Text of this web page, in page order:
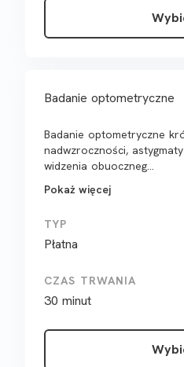
Badanie optometryczne
Badanie optometryczne
nadwzroczności,
widzenia obuoczneg...
Pokaż więcej
TYP
Płatna
CZAS TRWANIA
30 minut